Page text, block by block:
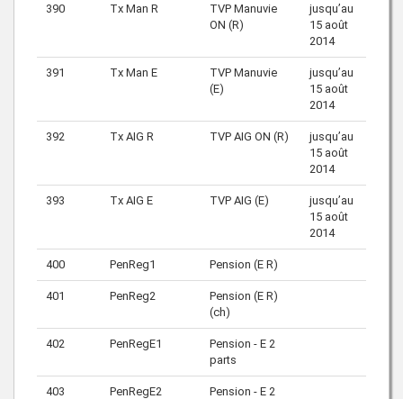
390 Tx Man R
TVP Manuvie
ON (R)
jusqu’au
15 août
2014
391 Tx Man E
TVP Manuvie
(E)
jusqu’au
15 août
2014
392 Tx AIG R TVP AIG ON (R)
jusqu’au
15 août
2014
393 Tx AIG E TVP AIG (E)
jusqu’au
15 août
2014
400 PenReg1 Pension (E R)
401 PenReg2
Pension (E R)
(ch)
402 PenRegE1
Pension - E 2
parts
403 PenRegE2
Pension - E 2